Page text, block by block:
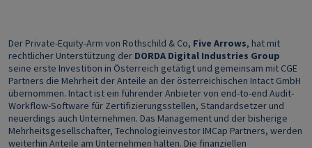
Der Private-Equity-Arm von Rothschild & Co, Five Arrows, hat mit
rechtlicher Unterstützung der DORDA Digital Industries Group
seine erste Investition in Österreich getätigt und gemeinsam mit CGE
Partners die Mehrheit der Anteile an der österreichischen Intact GmbH
übernommen. Intact ist ein führender Anbieter von end-to-end Audit-
Workflow-Software für Zertifizierungsstellen, Standardsetzer und
neuerdings auch Unternehmen. Das Management und der bisherige
Mehrheitsgesellschafter, Technologieinvestor IMCap Partners, werden
weiterhin Anteile am Unternehmen halten. Die finanziellen